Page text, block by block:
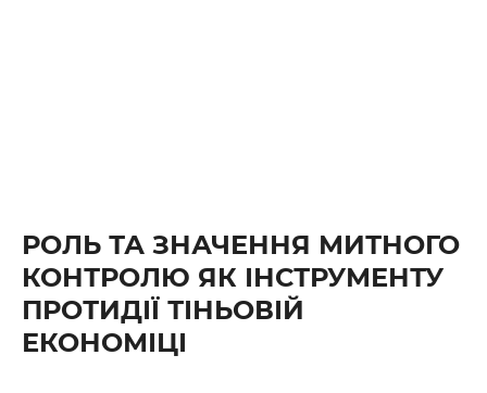
РОЛЬ ТА ЗНАЧЕННЯ МИТНОГО
КОНТРОЛЮ ЯК ІНСТРУМЕНТУ
ПРОТИДІЇ ТІНЬОВІЙ
ЕКОНОМІЦІ